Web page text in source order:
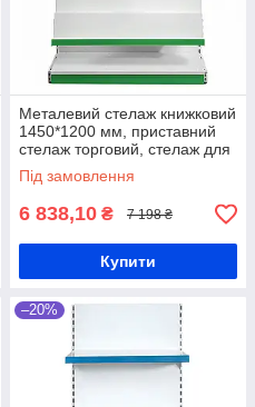
Металевий стелаж книжковий
1450*1200 мм, приставний
стелаж торговий, стелаж для
книг в магазин, металевий
стенд для книг, стійка
Під замовлення
6 838,10 ₴ 7 198 ₴
Купити
–20%